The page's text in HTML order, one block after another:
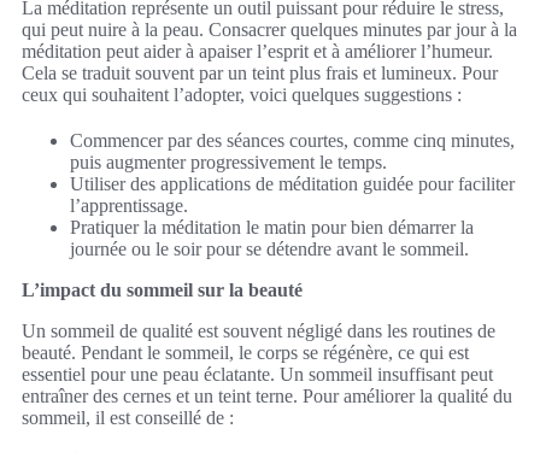
La méditation représente un outil puissant pour réduire le stress,
qui peut nuire à la peau. Consacrer quelques minutes par jour à la
méditation peut aider à apaiser l’esprit et à améliorer l’humeur.
Cela se traduit souvent par un teint plus frais et lumineux. Pour
ceux qui souhaitent l’adopter, voici quelques suggestions :
Commencer par des séances courtes, comme cinq minutes,
puis augmenter progressivement le temps.
Utiliser des applications de méditation guidée pour faciliter
l’apprentissage.
Pratiquer la méditation le matin pour bien démarrer la
journée ou le soir pour se détendre avant le sommeil.
L’impact du sommeil sur la beauté
Un sommeil de qualité est souvent négligé dans les routines de
beauté. Pendant le sommeil, le corps se régénère, ce qui est
essentiel pour une peau éclatante. Un sommeil insuffisant peut
entraîner des cernes et un teint terne. Pour améliorer la qualité du
sommeil, il est conseillé de :